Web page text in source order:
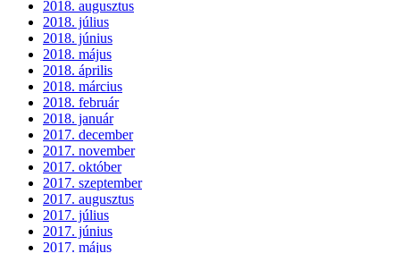
2018. augusztus
2018. július
2018. június
2018. május
2018. április
2018. március
2018. február
2018. január
2017. december
2017. november
2017. október
2017. szeptember
2017. augusztus
2017. július
2017. június
2017. május